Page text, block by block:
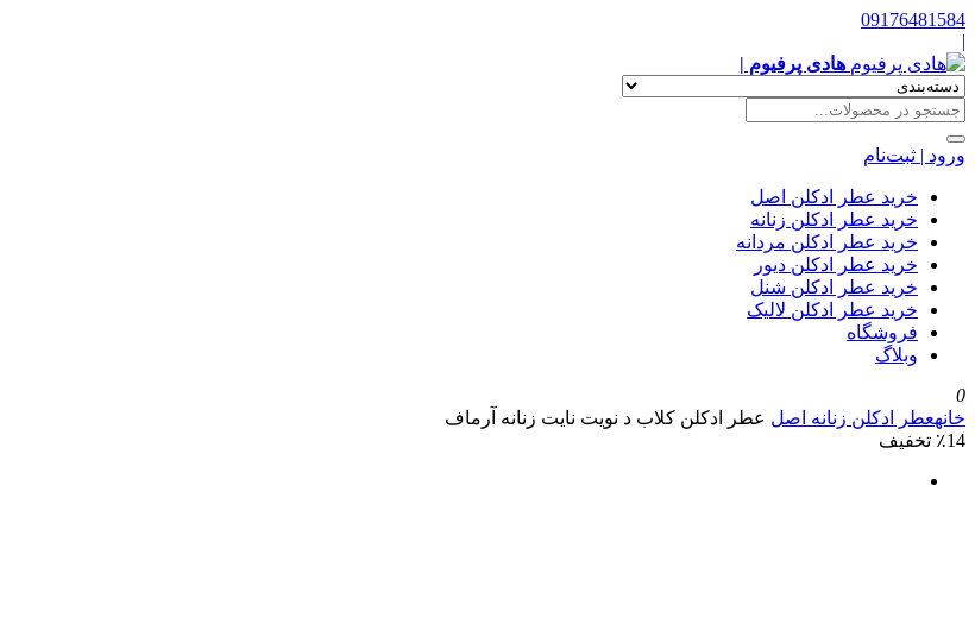
09176481584
|
هادی پرفیوم |
ورود | ثبت‌نام
خرید عطر ادکلن اصل
خرید عطر ادکلن زنانه
خرید عطر ادکلن مردانه
خرید عطر ادکلن دیور
خرید عطر ادکلن شنل
خرید عطر ادکلن لالیک
فروشگاه
وبلاگ
0
خانهعطر ادکلن زنانه اصل عطر ادکلن کلاب د نویت نایت زنانه آرماف
٪14 تخفیف